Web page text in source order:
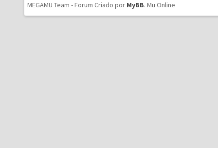
MEGAMU Team - Forum Criado por MyBB. Mu Online